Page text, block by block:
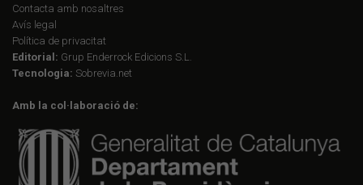
Contacta amb nosaltres
Avís legal
Política de privacitat
Editorial: Grup Enderrock Edicions S.L.
Tecnologia: Sobrevia.net
Amb la col·laboració de: